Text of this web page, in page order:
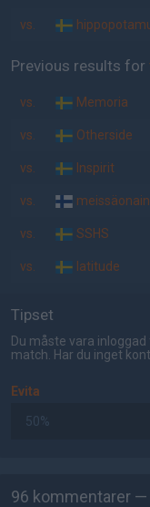
vs.
Previous results for
vs. Memoria
vs. Otherside
vs. Inspirit
vs.
vs. SSHS
vs. latitude
Tipset
Du måste vara
match. Har du inget
Evita
50%
96 kommentarer —